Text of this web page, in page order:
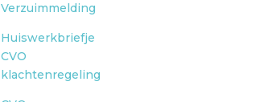
Verzuimmelding
Huiswerkbriefje
CVO
klachtenregeling